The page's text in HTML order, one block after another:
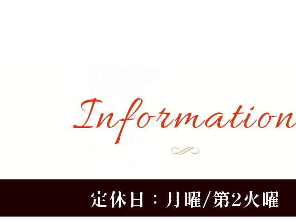
定休日：月曜/第2火曜